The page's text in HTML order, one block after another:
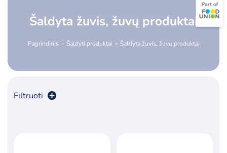
E-parduotuvė
Šaldyta žuvis, žuvų produktai
Pagrindinis Šaldyti produktai Šaldyta žuvis, žuvų produktai
Filtruoti